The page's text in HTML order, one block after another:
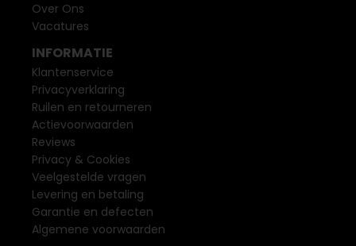
Over Ons
Vacatures
INFORMATIE
Klantenservice
Privacyverklaring
Ruilen en retourneren
Actievoorwaarden
Reviews
Privacy & Cookies
Veelgestelde vragen
Levering en betaling
Garantie en defecten
Algemene voorwaarden